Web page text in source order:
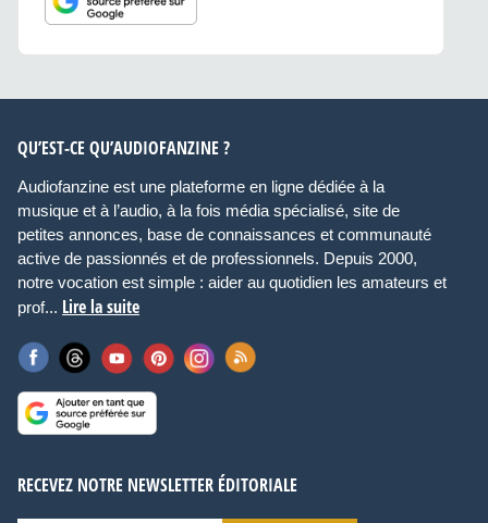
QU’EST-CE QU’AUDIOFANZINE ?
Audiofanzine est une plateforme en ligne dédiée à la
musique et à l’audio, à la fois média spécialisé, site de
petites annonces, base de connaissances et communauté
active de passionnés et de professionnels. Depuis 2000,
notre vocation est simple : aider au quotidien les amateurs et
prof... Lire la suite
RECEVEZ NOTRE NEWSLETTER ÉDITORIALE